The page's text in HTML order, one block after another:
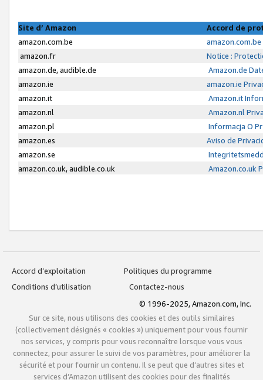
Site d’ Amazon
Accord de
amazon.com.be
amazon.fr
Notice :
amazon.de, audible.de
Amazon.de
amazon.ie
amazon.ie
amazon.it
Amazon.it
amazon.nl
Amazon.nl
amazon.pl
Informacja O
amazon.es
Aviso de
amazon.se
amazon.co.uk, audible.co.uk
Amazon.co.uk
Accord d’exploitation
Politiques du programme
Conditions d’utilisation
Contactez-nous
© 1996-2025, Amazon.com, Inc.
Sur ce site, nous utilisons des cookies et des outils similaires
(collectivement désignés « cookies ») uniquement pour vous fournir
nos services, y compris pour vous reconnaître lorsque vous vous
connectez, pour assurer le suivi de vos paramètres, pour améliorer la
sécurité et pour fournir un contenu. Il se peut que d’autres sites et
services d’Amazon utilisent des cookies pour des finalités